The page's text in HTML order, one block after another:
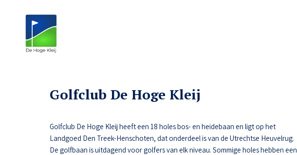
Golfclub De Hoge Kleij
Golfclub De Hoge Kleij heeft een 18 holes bos- en heidebaan en ligt op het
Landgoed Den Treek-Henschoten, dat onderdeel is van de Utrechtse Heuvelrug.
De golfbaan is uitdagend voor golfers van elk niveau. Sommige holes hebben een